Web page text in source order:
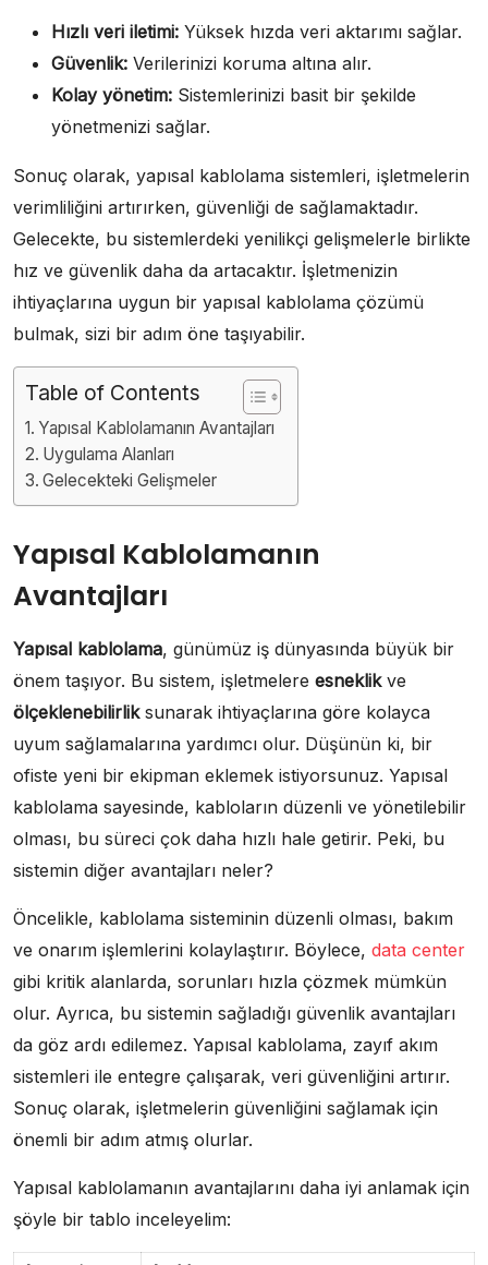
Hızlı veri iletimi: Yüksek hızda veri aktarımı sağlar.
Güvenlik: Verilerinizi koruma altına alır.
Kolay yönetim: Sistemlerinizi basit bir şekilde
yönetmenizi sağlar.
Sonuç olarak, yapısal kablolama sistemleri, işletmelerin
verimliliğini artırırken, güvenliği de sağlamaktadır.
Gelecekte, bu sistemlerdeki yenilikçi gelişmelerle birlikte
hız ve güvenlik daha da artacaktır. İşletmenizin
ihtiyaçlarına uygun bir yapısal kablolama çözümü
bulmak, sizi bir adım öne taşıyabilir.
Table of Contents
Yapısal Kablolamanın Avantajları
Uygulama Alanları
Gelecekteki Gelişmeler
Yapısal Kablolamanın
Avantajları
Yapısal kablolama, günümüz iş dünyasında büyük bir
önem taşıyor. Bu sistem, işletmelere esneklikve
ölçeklenebilirliksunarak ihtiyaçlarına göre kolayca
uyum sağlamalarına yardımcı olur. Düşünün ki, bir
ofiste yeni bir ekipman eklemek istiyorsunuz. Yapısal
kablolama sayesinde, kabloların düzenli ve yönetilebilir
olması, bu süreci çok daha hızlı hale getirir. Peki, bu
sistemin diğer avantajları neler?
Öncelikle, kablolama sisteminin düzenli olması, bakım
ve onarım işlemlerini kolaylaştırır. Böylece, data center
gibi kritik alanlarda, sorunları hızla çözmek mümkün
olur. Ayrıca, bu sistemin sağladığı güvenlik avantajları
da göz ardı edilemez. Yapısal kablolama, zayıf akım
sistemleri ile entegre çalışarak, veri güvenliğini artırır.
Sonuç olarak, işletmelerin güvenliğini sağlamak için
önemli bir adım atmış olurlar.
Yapısal kablolamanın avantajlarını daha iyi anlamak için
şöyle bir tablo inceleyelim: